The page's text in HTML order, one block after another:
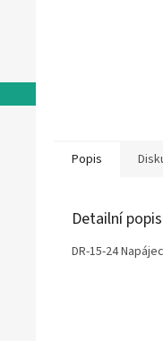
Popis
Detailní
DR-15-24